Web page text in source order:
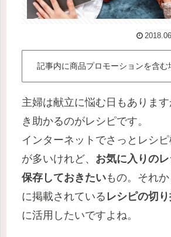
記事内に商品プロモーションを含む
主婦は献立に悩む日もありま
き助かるのがレシピです。
インターネットでさっとレシ
が多いけれど、 お気に入りの
保存しておきたいもの。それ
に掲載されている レシピの切り
に活用したいですよね。